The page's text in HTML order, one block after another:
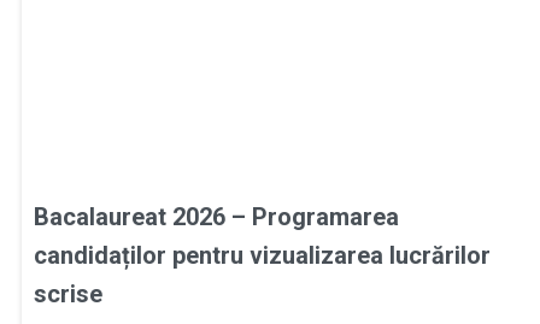
Bacalaureat 2026 – Programarea
candidaților pentru vizualizarea lucrărilor
scrise